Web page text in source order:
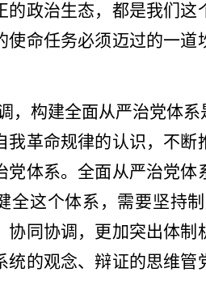
的政治生态，都是我们
使命任务必须迈过的一
，构建全面从严治党体
我革命规律的认识，不
党体系。全面从严治党
全这个体系，需要坚持
协同协调，更加突出体
统的观念、辩证的思维管